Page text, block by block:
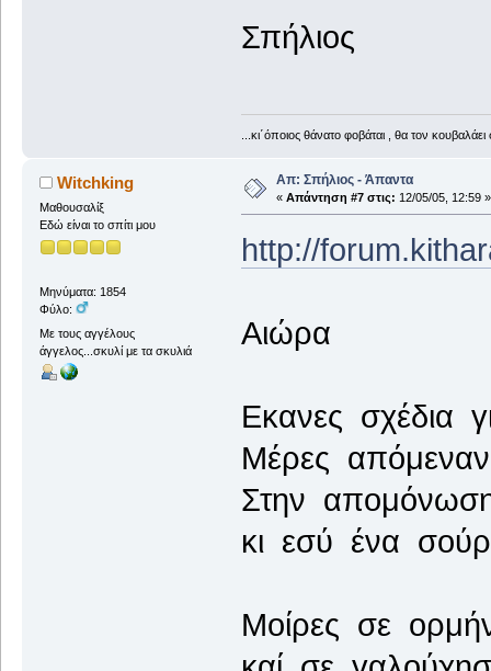
Σπήλιος
...κι΄όποιος θάνατο φοβάται , θα τον
Witchking
Μαθουσαλίξ
Εδώ είναι το σπίτι μου
Μηνύματα: 1854
Φύλο:
Με τους αγγέλους
άγγελος...σκυλί με τα σκυλιά
Απ: Σπήλιος - Άπαντα
« Απάντηση #7 στις: 12/05/05, 12:59 »
http://
Αιώρα
Εκανες σχέδια
Μέρες
Στην
κι εσύ ένα
Μοίρες σε